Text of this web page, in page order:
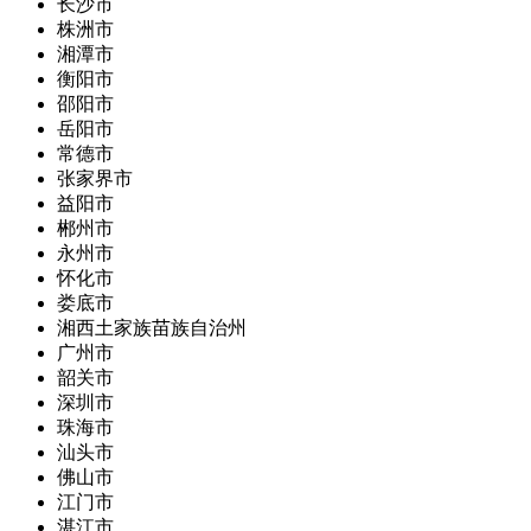
长沙市
株洲市
湘潭市
衡阳市
邵阳市
岳阳市
常德市
张家界市
益阳市
郴州市
永州市
怀化市
娄底市
湘西土家族苗族自治州
广州市
韶关市
深圳市
珠海市
汕头市
佛山市
江门市
湛江市